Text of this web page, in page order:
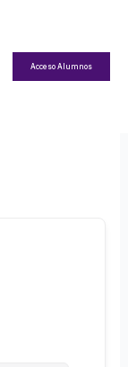
Acceso Alumnos